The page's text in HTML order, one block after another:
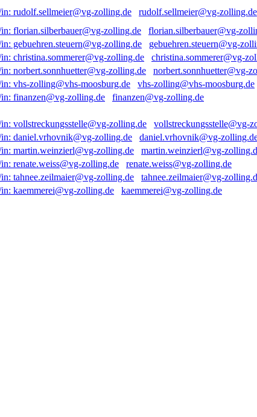
rudolf.sellmeier@vg-zolling.de
florian.silberbauer@vg-
gebuehren.steuern@vg-
christina.sommerer@vg-
norbert.sonnhuetter@vg-
vhs-zolling@vhs-moosburg.de
finanzen@vg-zolling.de
vollstreckungsstelle@vg-
daniel.vrhovnik@vg-
martin.weinzierl@vg-
renate.weiss@vg-zolling.de
tahnee.zeilmaier@vg-
kaemmerei@vg-zolling.de